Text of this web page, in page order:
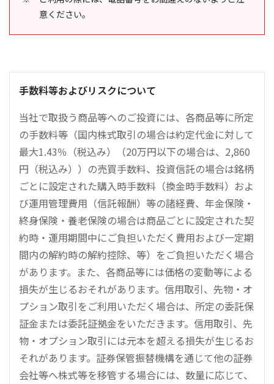
意ください。
手数料等およびリスクについて
当社で取扱う商品等へのご投資には、各商品等に所定
の手数料等（国内株式取引の場合は約定代金に対して
最大1.43％（税込み）（20万円以下の場合は、2,860
円（税込み））の売買手数料、投資信託の場合は銘柄
ごとに設定された購入時手数料（換金時手数料）およ
び運用管理費用（信託報酬）等の諸経費、年金保険・
終身保険・養老保険の場合は商品ごとに設定された契
約時・運用期間中にご負担いただく費用および一定期
間内の解約時の解約控除、等）をご負担いただく場合
があります。また、各商品等には価格の変動等による
損失が生じるおそれがあります。信用取引、先物・オ
プション取引をご利用いただく場合は、所定の委託保
証金または委託証拠金をいただきます。信用取引、先
物・オプション取引には元本を超える損失が生じるお
それがあります。証券保管振替機構を通じて他の証券
会社等へ株式等を移管する場合には、数量に応じて、